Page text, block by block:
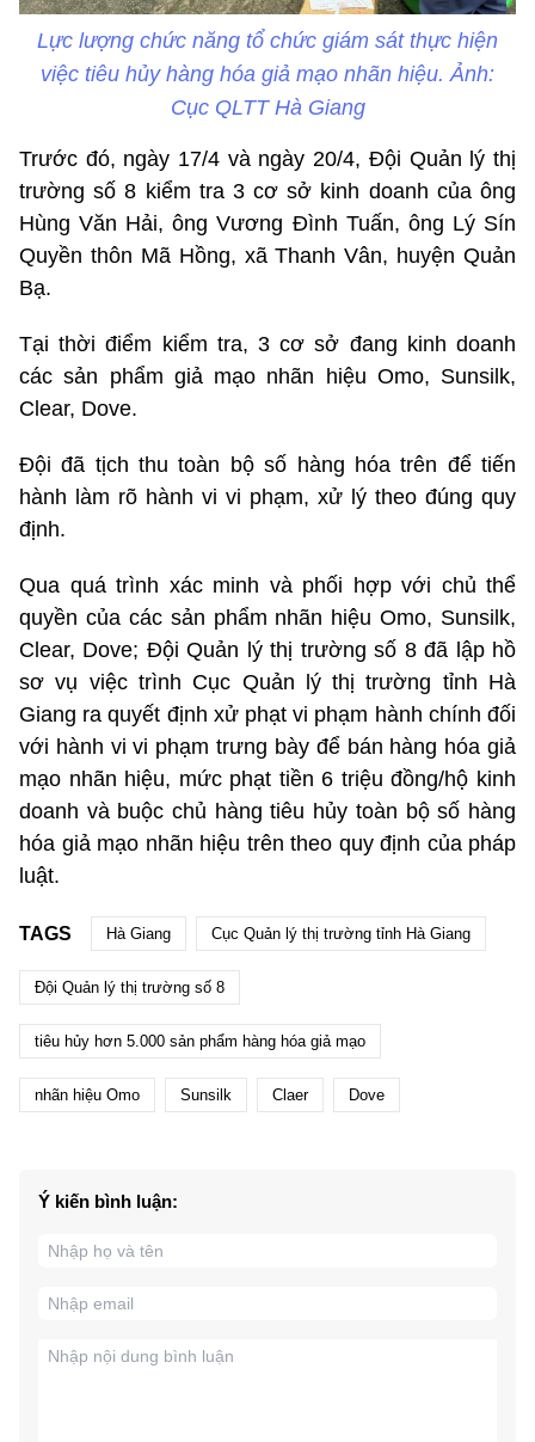
Lực lượng chức năng tổ chức giám sát thực hiện
việc tiêu hủy hàng hóa giả mạo nhãn hiệu. Ảnh:
Cục QLTT Hà Giang
Trước đó, ngày 17/4 và ngày 20/4, Đội Quản lý thị
trường số 8 kiểm tra 3 cơ sở kinh doanh của ông
Hùng Văn Hải, ông Vương Đình Tuấn, ông Lý Sín
Quyền thôn Mã Hồng, xã Thanh Vân, huyện Quản
Bạ.
Tại thời điểm kiểm tra, 3 cơ sở đang kinh doanh
các sản phẩm giả mạo nhãn hiệu Omo, Sunsilk,
Clear, Dove.
Đội đã tịch thu toàn bộ số hàng hóa trên để tiến
hành làm rõ hành vi vi phạm, xử lý theo đúng quy
định.
Qua quá trình xác minh và phối hợp với chủ thể
quyền của các sản phẩm nhãn hiệu Omo, Sunsilk,
Clear, Dove; Đội Quản lý thị trường số 8 đã lập hồ
sơ vụ việc trình Cục Quản lý thị trường tỉnh Hà
Giang ra quyết định xử phạt vi phạm hành chính đối
với hành vi vi phạm trưng bày để bán hàng hóa giả
mạo nhãn hiệu, mức phạt tiền 6 triệu đồng/hộ kinh
doanh và buộc chủ hàng tiêu hủy toàn bộ số hàng
hóa giả mạo nhãn hiệu trên theo quy định của pháp
luật.
TAGS Hà Giang Cục Quản lý thị trường tỉnh Hà Giang
Đội Quản lý thị trường số 8
tiêu hủy hơn 5.000 sản phẩm hàng hóa giả mạo
nhãn hiệu Omo Sunsilk Claer Dove
Ý kiến bình luận: